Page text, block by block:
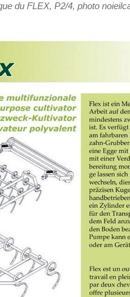
du FLEX, P2/4, photo